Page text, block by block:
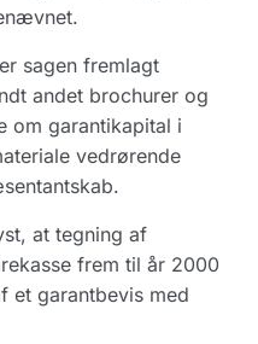
sagen fremlagt
andet brochurer og
om garantikapital i
vedrørende
at tegning af
frem til år 2000
et garantbevis med